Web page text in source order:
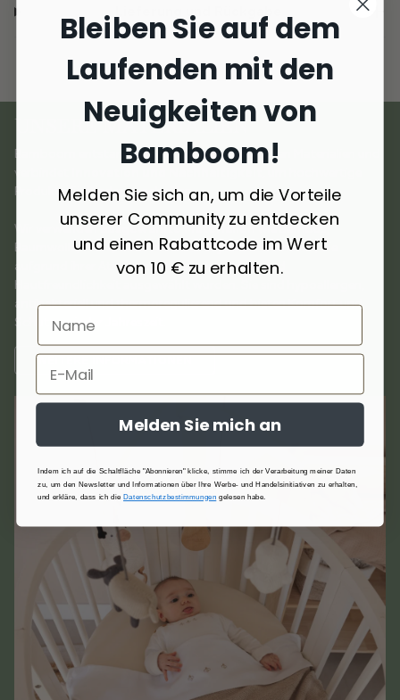
Lieferung und Rückgabe
UNSERE MATERIALIEN
Bamboom entstand aus der Liebe zu natürlichen Materialien und
verbindet
Produkte für Kinder zu schaffen.
Wir verwendenausgewählte Materialienwie Bambus,
Baumwolle, Wolle, Kaschmir und recycelte Materialien, die
aufgrund ihrer Atmungsaktivität, Weichheit und
Hautfreundlichkeit ausgewählt wurden. Sie sind hypoallergen,
antibakteriell und thermoregulierend und bieten Komfort und
Schutz zu jeder Jahreszeit.
WEITERE INFORMATIONEN
Bleiben Sie auf dem
Laufenden mit den
Neuigkeiten von
Bamboom!
Melden Sie sich an, um die Vorteile
unserer Community zu entdecken
und einen Rabattcode im Wert
von 10 € zu erhalten.
Melden Sie mich an
Indem ich auf die Schaltfläche "Abonnieren" klicke, stimme ich der Verarbeitung meiner Daten
zu, um den Newsletter und Informationen über Ihre Werbe- und Handelsinitiativen zu erhalten,
und erkläre, dass ich dieDatenschutzbestimmungen gelesen habe.